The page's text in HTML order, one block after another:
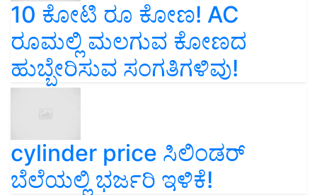
10 ಕೋಟಿ ರೂ ಕೋಣ! AC
ರೂಮಲ್ಲಿ ಮಲಗುವ ಕೋಣದ
ಹುಬ್ಬೇರಿಸುವ ಸಂಗತಿಗಳಿವು!
cylinder price ಸಿಲಿಂಡರ್‌
ಬೆಲೆಯಲ್ಲಿ ಭರ್ಜರಿ ಇಳಿಕೆ!